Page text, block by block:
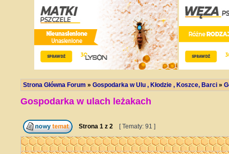
Strona Główna Forum » Gospodarka w Ulu , Kłodzie , Koszce, Barci »
Gospodarka w ulach leżakach
Strona 1 z 2 [ Tematy: 91 ]